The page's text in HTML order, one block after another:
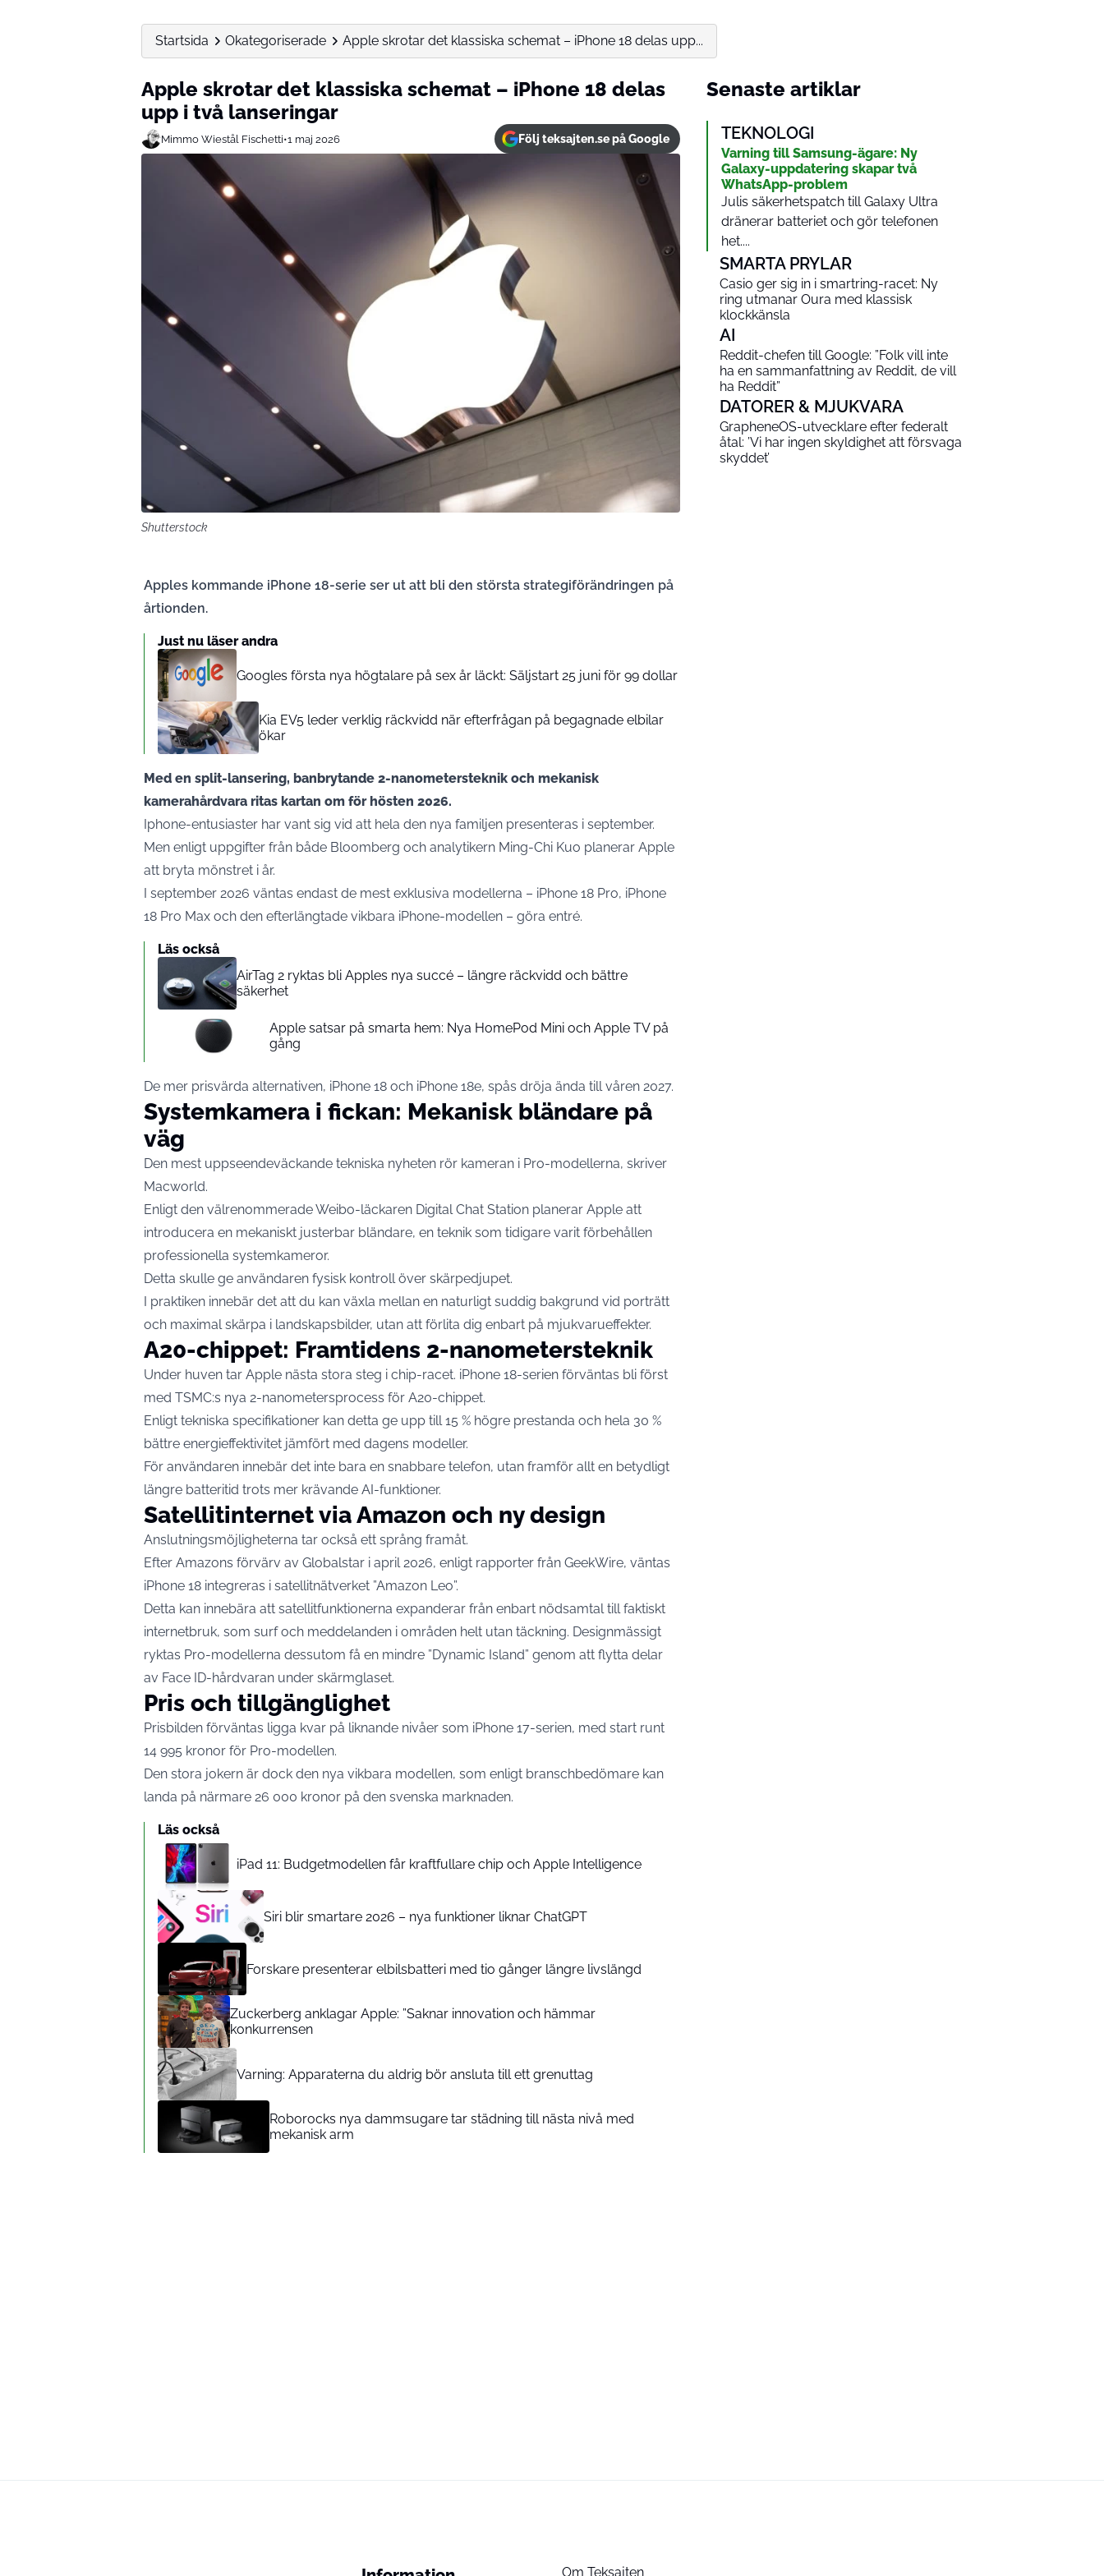
Startsida Okategoriserade Apple skrotar det klassiska schemat – iPhone 18 delas upp...
Apple skrotar det klassiska schemat – iPhone 18 delas
upp i två lanseringar
Mimmo Wiestål Fischetti•1 maj 2026 Följ teksajten.se på Google
Shutterstock
Apples kommande iPhone 18-serie ser ut att bli den största strategiförändringen på
årtionden.
Just nu läser andra
Googles första nya högtalare på sex år läckt: Säljstart 25 juni för 99 dollar
Kia EV5 leder verklig räckvidd när efterfrågan på begagnade elbilar
ökar
Med en split-lansering, banbrytande 2-nanometersteknik och mekanisk
kamerahårdvara ritas kartan om för hösten 2026.
Iphone-entusiaster har vant sig vid att hela den nya familjen presenteras i september.
Men enligt uppgifter från både Bloomberg och analytikern Ming-Chi Kuo planerar Apple
att bryta mönstret i år.
I september 2026 väntas endast de mest exklusiva modellerna – iPhone 18 Pro, iPhone
18 Pro Max och den efterlängtade vikbara iPhone-modellen – göra entré.
Läs också
AirTag 2 ryktas bli Apples nya succé – längre räckvidd och bättre
säkerhet
Apple satsar på smarta hem: Nya HomePod Mini och Apple TV på
gång
De mer prisvärda alternativen, iPhone 18 och iPhone 18e, spås dröja ända till våren 2027.
Systemkamera i fickan: Mekanisk bländare på
väg
Den mest uppseendeväckande tekniska nyheten rör kameran i Pro-modellerna, skriver
Macworld.
Enligt den välrenommerade Weibo-läckaren Digital Chat Station planerar Apple att
introducera en mekaniskt justerbar bländare, en teknik som tidigare varit förbehållen
professionella systemkameror.
Detta skulle ge användaren fysisk kontroll över skärpedjupet.
I praktiken innebär det att du kan växla mellan en naturligt suddig bakgrund vid porträtt
och maximal skärpa i landskapsbilder, utan att förlita dig enbart på mjukvarueffekter.
A20-chippet: Framtidens 2-nanometersteknik
Under huven tar Apple nästa stora steg i chip-racet. iPhone 18-serien förväntas bli först
med TSMC:s nya 2-nanometersprocess för A20-chippet.
Enligt tekniska specifikationer kan detta ge upp till 15 % högre prestanda och hela 30 %
bättre energieffektivitet jämfört med dagens modeller.
För användaren innebär det inte bara en snabbare telefon, utan framför allt en betydligt
längre batteritid trots mer krävande AI-funktioner.
Satellitinternet via Amazon och ny design
Anslutningsmöjligheterna tar också ett språng framåt.
Efter Amazons förvärv av Globalstar i april 2026, enligt rapporter från GeekWire, väntas
iPhone 18 integreras i satellitnätverket ”Amazon Leo”.
Detta kan innebära att satellitfunktionerna expanderar från enbart nödsamtal till faktiskt
internetbruk, som surf och meddelanden i områden helt utan täckning. Designmässigt
ryktas Pro-modellerna dessutom få en mindre ”Dynamic Island” genom att flytta delar
av Face ID-hårdvaran under skärmglaset.
Pris och tillgänglighet
Prisbilden förväntas ligga kvar på liknande nivåer som iPhone 17-serien, med start runt
14 995 kronor för Pro-modellen.
Den stora jokern är dock den nya vikbara modellen, som enligt branschbedömare kan
landa på närmare 26 000 kronor på den svenska marknaden.
Läs också
iPad 11: Budgetmodellen får kraftfullare chip och Apple Intelligence
Siri blir smartare 2026 – nya funktioner liknar ChatGPT
Forskare presenterar elbilsbatteri med tio gånger längre livslängd
Zuckerberg anklagar Apple: ”Saknar innovation och hämmar
konkurrensen
Varning: Apparaterna du aldrig bör ansluta till ett grenuttag
Roborocks nya dammsugare tar städning till nästa nivå med
mekanisk arm
Senaste artiklar
TEKNOLOGI
Varning till Samsung-ägare: Ny
Galaxy-uppdatering skapar två
WhatsApp-problem
Julis säkerhetspatch till Galaxy Ultra
dränerar batteriet och gör telefonen
het....
SMARTA PRYLAR
Casio ger sig in i smartring-racet: Ny
ring utmanar Oura med klassisk
klockkänsla
AI
Reddit-chefen till Google: ”Folk vill inte
ha en sammanfattning av Reddit, de vill
ha Reddit”
DATORER & MJUKVARA
GrapheneOS-utvecklare efter federalt
åtal: ’Vi har ingen skyldighet att försvaga
skyddet’
Om Teksajten